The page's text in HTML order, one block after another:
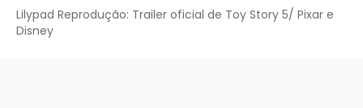
Lilypad Reprodução: Trailer oficial de Toy Story 5/ Pixar e
Disney